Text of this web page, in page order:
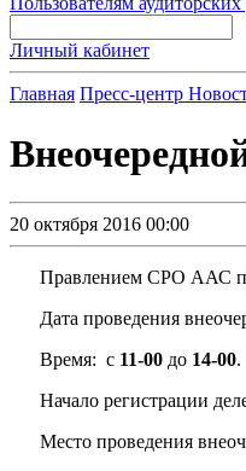
Личный кабинет
Главная Пресс-центр
20 октября 2016 00:00
Правлением СРО ААС
Дата проведения
Время: с 11-00 до 14-00.
Начало регистрации
Место проведения